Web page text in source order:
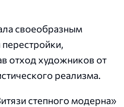
своеобразным
отход художников от
реализма.
степного модерна»